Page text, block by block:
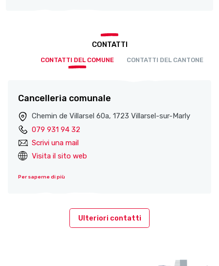
CONTATTI
CONTATTI DEL COMUNE CONTATTI DEL CANTONE
Cancelleria comunale
Chemin de Villarsel 60a, 1723 Villarsel-sur-Marly
079 931 94 32
Scrivi una mail
Visita il sito web
Per saperne di più
Ulteriori contatti